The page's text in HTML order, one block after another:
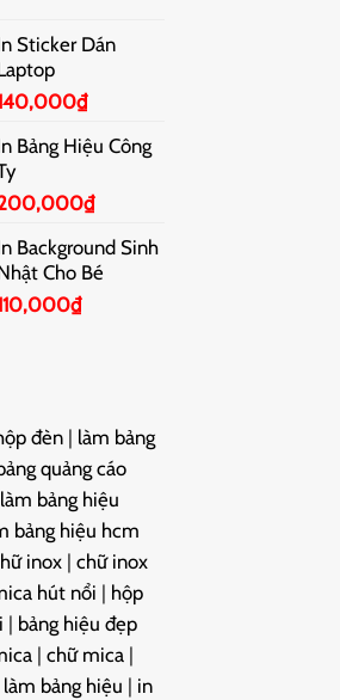
Sticker Dán
₫
Bảng Hiệu Công
₫
Background Sinh
Cho Bé
₫
đèn| làm bảng
quảng cáo
làm bảng hiệu
bảng hiệu hcm
inox| chữ inox
hút nổi | hộp
| bảng hiệu đẹp
| chữ mica|
làm bảng hiệu | in